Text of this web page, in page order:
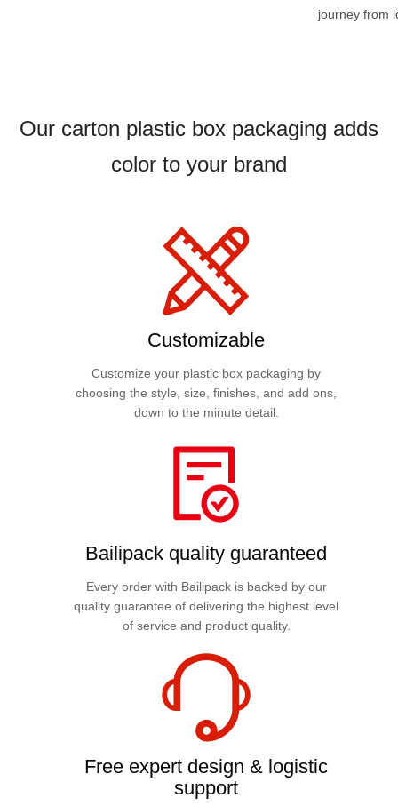
journey from
Our carton plastic box packaging adds
color to your brand
Customizable
Customize your plastic box packaging by
choosing the style, size, finishes, and add ons,
down to the minute detail.
Bailipack quality guaranteed
Every order with Bailipack is backed by our
quality guarantee of delivering the highest level
of service and product quality.
Free expert design & logistic
support